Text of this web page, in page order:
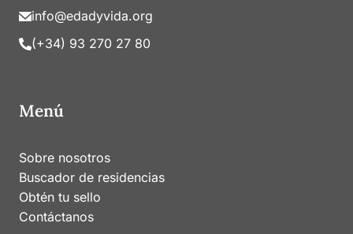
info@edadyvida.org
(+34) 93 270 27 80
Menú
Sobre nosotros
Buscador de residencias
Obtén tu sello
Contáctanos